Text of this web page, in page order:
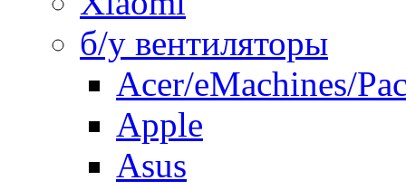
б/у вентиляторы
Acer/eMachines/
Apple
Asus